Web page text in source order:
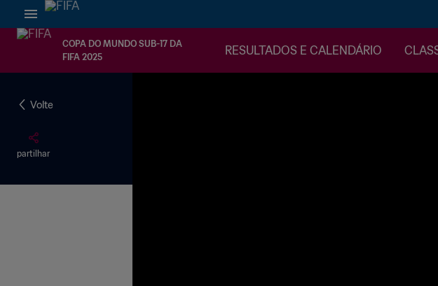
COPA DO MUNDO SUB-17 DA
FIFA 2025
RESULTADOS E CALENDÁRIO
Volte
partilhar